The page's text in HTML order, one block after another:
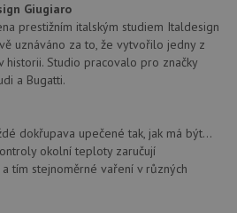
Giugiaro
prestižním italským studiem Italdesign
uznáváno za to, že vytvořilo jedny z
historii. Studio pracovalo pro značky
a Bugatti.
dokřupava upečené tak, jak má být...
okolní teploty zaručují
tím stejnoměrné vaření v různých